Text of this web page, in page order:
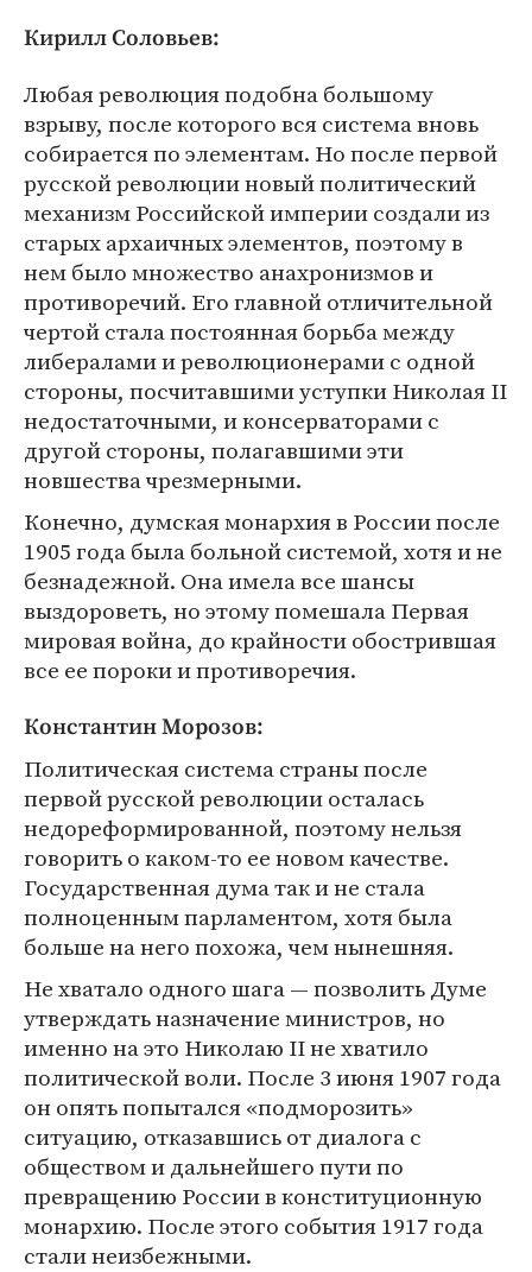
Кирилл Соловьев:
Любая революция подобна большому
взрыву, после которого вся система вновь
собирается по элементам. Но после первой
русской революции новый политический
механизм Российской империи создали из
старых архаичных элементов, поэтому в
нем было множество анахронизмов и
противоречий. Его главной отличительной
чертой стала постоянная борьба между
либералами и революционерами с одной
стороны, посчитавшими уступки Николая II
недостаточными, и консерваторами с
другой стороны, полагавшими эти
новшества чрезмерными.
Конечно, думская монархия в России после
1905 года была больной системой, хотя и не
безнадежной. Она имела все шансы
выздороветь, но этому помешала Первая
мировая война, до крайности обострившая
все ее пороки и противоречия.
Константин Морозов:
Политическая система страны после
первой русской революции осталась
недореформированной, поэтому нельзя
говорить о каком-то ее новом качестве.
Государственная дума так и не стала
полноценным парламентом, хотя была
больше на него похожа, чем нынешняя.
Не хватало одного шага — позволить Думе
утверждать назначение министров, но
именно на это Николаю II не хватило
политической воли. После 3 июня 1907 года
он опять попытался «подморозить»
ситуацию, отказавшись от диалога с
обществом и дальнейшего пути по
превращению России в конституционную
монархию. После этого события 1917 года
стали неизбежными.